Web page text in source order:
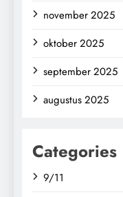
november 2025
oktober 2025
september 2025
augustus 2025
Categories
9/11